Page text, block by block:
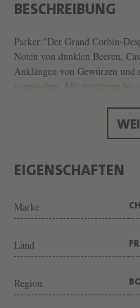
R
A
N
D
O
R
B
I
-
BESCHREIBUNG
Parker:"Der Grand Corbin-
Noten von dunklen Beeren,
Anklängen von Gewürzen und
vermischen. Mit mittlerem bis
EIGENSCHAFTEN
Marke
Land
Region